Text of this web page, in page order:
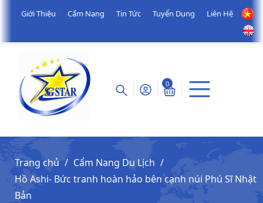
Giới Thiệu Cẩm Nang Tin Tức Tuyển Dụng Liên Hệ
0
Trang chủ
Cẩm Nang Du Lịch
Hồ Ashi- Bức tranh hoàn hảo bên cạnh núi Phú Sĩ Nhật
Bản